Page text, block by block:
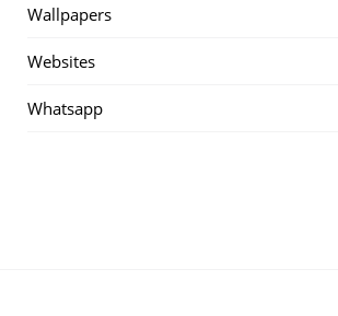
Wallpapers
Websites
Whatsapp